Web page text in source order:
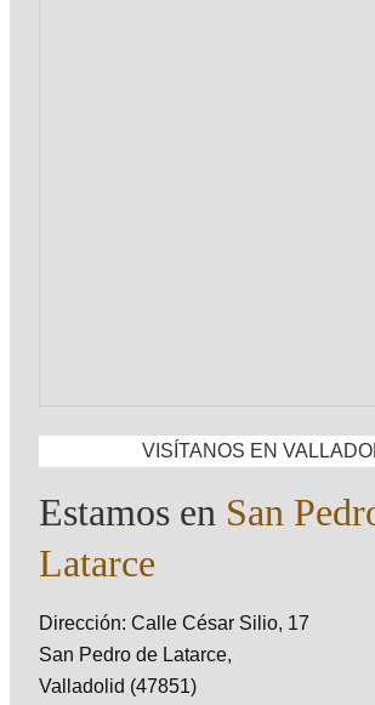
VISÍTANOS EN
Estamos en San
Latarce
Dirección: Calle César Silio, 17
San Pedro de Latarce,
Valladolid (47851)